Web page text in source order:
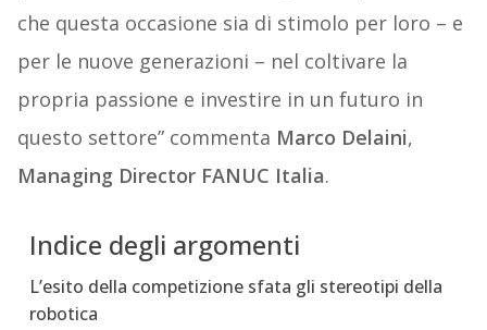
che questa occasione sia di stimolo per loro – e
per le nuove generazioni – nel coltivare la
propria passione e investire in un futuro in
questo settore” commenta Marco Delaini,
Managing Director FANUC Italia.
Indice degli argomenti
L’esito della competizione sfata gli stereotipi della
robotica